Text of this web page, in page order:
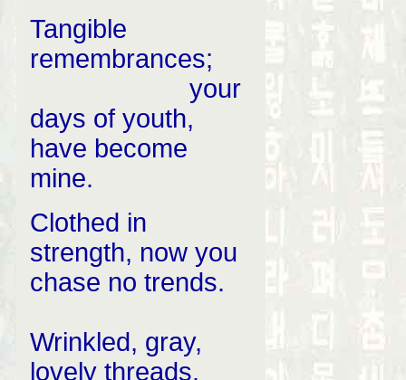
Tangible
remembrances;
your
days of youth,
have become
mine.
Clothed in
strength, now you
chase no trends.
Wrinkled, gray,
lovely threads.